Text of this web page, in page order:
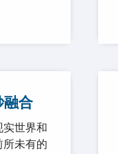
融合
实世界和
所未有的